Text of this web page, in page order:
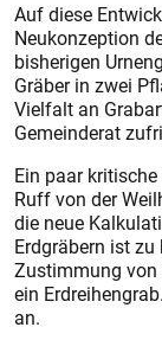
Auf diese
Neukonzeption
bisherigen
Gräber in zwei
Vielfalt an
Gemeinderat
Ein paar
Ruff von der
die neue
Erdgräbern ist
Zustimmung von
ein
an.